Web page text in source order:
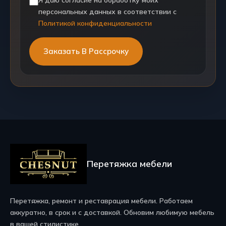
персональных данных в соответствии с
Политикой конфиденциальности
Перетяжка мебели
Перетяжка, ремонт и реставрация мебели. Работаем
аккуратно, в срок и с доставкой. Обновим любимую мебель
в вашей стилистике.